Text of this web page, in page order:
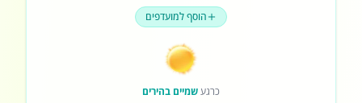
הוסף למועדפים
כרגעשמיים בהירים